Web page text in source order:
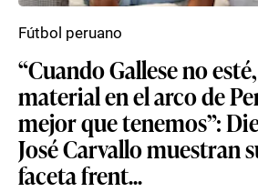
“Cuando Gallese no
material en el arco de
mejor que tenemos”:
José Carvallo muestran
faceta frent...
Fútbol peruano